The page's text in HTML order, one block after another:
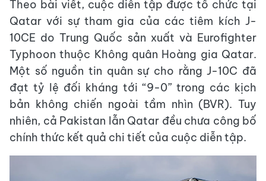
Theo bài viết, cuộc diễn tập được tổ chức tại
Qatar với sự tham gia của các tiêm kích J-
10CE do Trung Quốc sản xuất và Eurofighter
Typhoon thuộc Không quân Hoàng gia Qatar.
Một số nguồn tin quân sự cho rằng J-10C đã
đạt tỷ lệ đối kháng tới “9-0” trong các kịch
bản không chiến ngoài tầm nhìn (BVR). Tuy
nhiên, cả Pakistan lẫn Qatar đều chưa công bố
chính thức kết quả chi tiết của cuộc diễn tập.